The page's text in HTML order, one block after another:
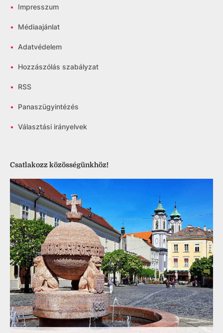
• Impresszum
• Médiaajánlat
• Adatvédelem
• Hozzászólás szabályzat
• RSS
• Panaszügyintézés
• Választási irányelvek
Csatlakozz közösségünkhöz!